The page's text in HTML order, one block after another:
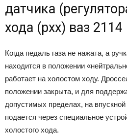
датчика
хода (рхх) ваз 2114
Когда педаль газа не нажата, а
находится в положении
работает на холостом ходу.
положении закрыта, и для
допустимых пределах, на впускной
подается через специальное
холостого хода.